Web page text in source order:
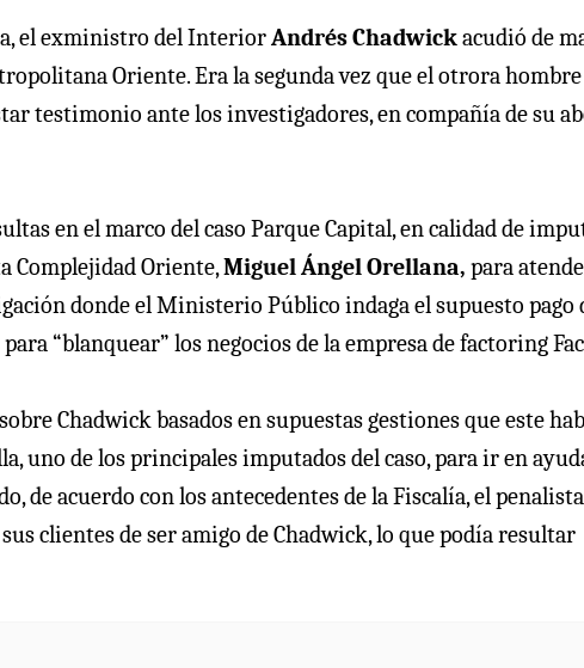
el exministro del InteriorAndrés Chadwickacudió de
Oriente. Era la segunda vez que el otrora
testimonio ante los investigadores, en compañía de su
en el marco del caso Parque Capital, en calidad de
Complejidad Oriente,Miguel Ángel Orellana, para
donde el Ministerio Público indaga el supuesto pago
“blanquear” los negocios de la empresa de factoring
Chadwick basados en supuestas gestiones que este
uno de los principales imputados del caso, para ir en
de acuerdo con los antecedentes de la Fiscalía, el
clientes de ser amigo de Chadwick, lo que podía resultar